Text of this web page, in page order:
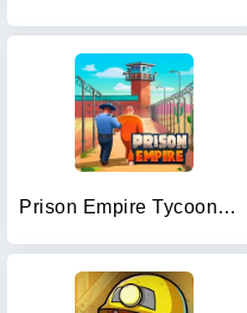
Prison Empire Tycoon－Idle Game